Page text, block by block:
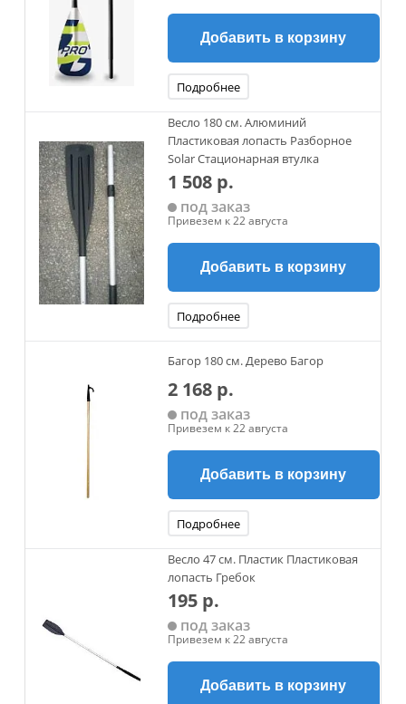
Добавить в корзину
Подробнее
Весло 180 см. Алюминий
Пластиковая лопасть Разборное
Solar Стационарная втулка
1 508 р.
под заказ
Привезем к 22 августа
Добавить в корзину
Подробнее
Багор 180 см. Дерево Багор
2 168 р.
под заказ
Привезем к 22 августа
Добавить в корзину
Подробнее
Весло 47 см. Пластик Пластиковая
лопасть Гребок
195 р.
под заказ
Привезем к 22 августа
Добавить в корзину